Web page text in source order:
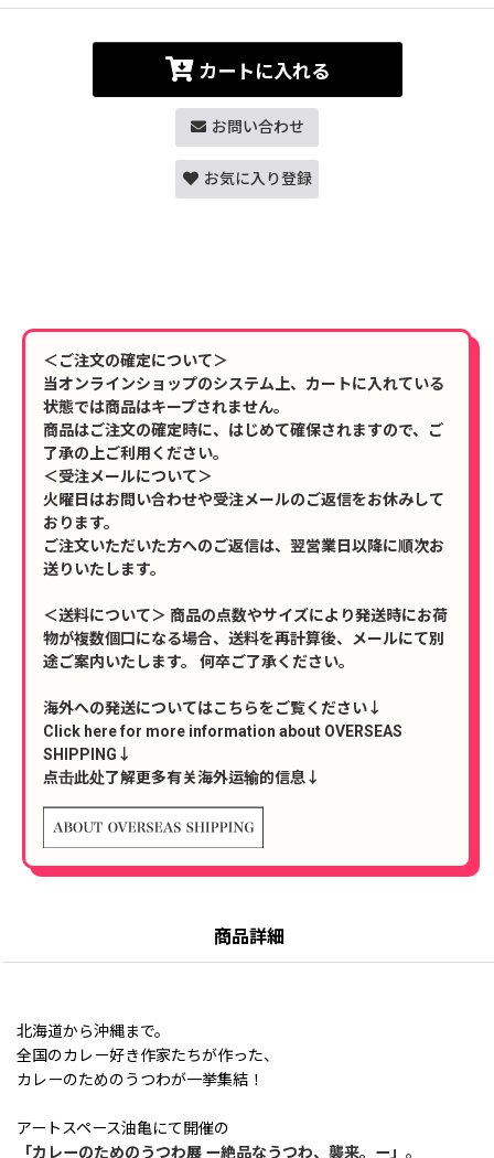
カートに入れる
お問い合わせ
お気に入り登録
＜ご注文の確定について＞
当オンラインショップのシステム上、カートに入れている
状態では商品はキープされません。
商品はご注文の確定時に、はじめて確保されますので、ご
了承の上ご利用ください。
＜受注メールについて＞
火曜日はお問い合わせや受注メールのご返信をお休みして
おります。
ご注文いただいた方へのご返信は、翌営業日以降に順次お
送りいたします。
＜送料について＞ 商品の点数やサイズにより発送時にお荷
物が複数個口になる場合、送料を再計算後、メールにて別
途ご案内いたします。 何卒ご了承ください。
海外への発送についてはこちらをご覧ください↓
Click here for more information about OVERSEAS
SHIPPING↓
点击此处了解更多有关海外运输的信息↓
商品詳細
北海道から沖縄まで。
全国のカレー好き作家たちが作った、
カレーのためのうつわが一挙集結！
アートスペース油亀にて開催の
「カレーのためのうつわ展 ー絶品なうつわ、襲来。ー」 。